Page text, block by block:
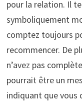
pour la relation. Il
symboliquement
comptez toujours
recommencer. De
n’avez pas
pourrait être un
indiquant que vous